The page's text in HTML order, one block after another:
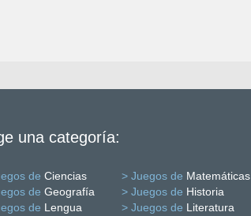
una categoría:
de Ciencias > Juegos de Matemáticas
de Geografía > Juegos de Historia
de Lengua > Juegos de Literatura